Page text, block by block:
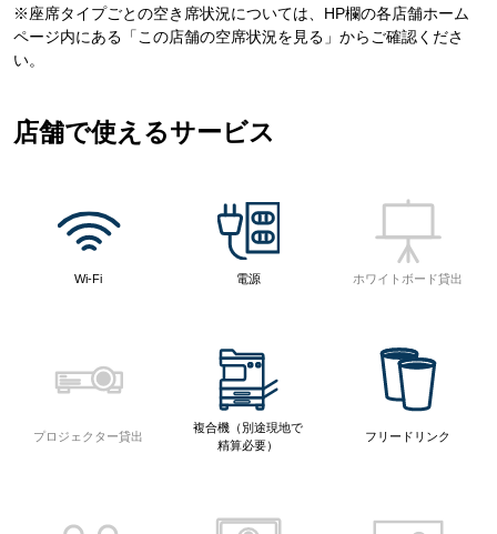
※座席タイプごとの空き席状況については、HP欄の各店舗ホーム
ページ内にある「この店舗の空席状況を見る」からご確認くださ
い。
店舗で使えるサービス
Wi-Fi 電源 ホワイトボード貸出
プロジェクター貸出
複合機（別途現地で
精算必要）
フリードリンク